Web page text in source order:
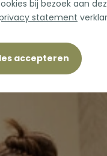
bij bezoek aan
statement
accepteren